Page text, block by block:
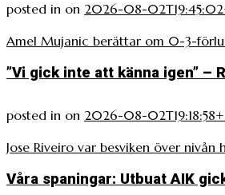
posted in on 2026-08-
Amel Mujanic berättar om 0-3-
”Vi gick inte att känna igen” –
posted in on 2026-08-
Jose Riveiro var besviken över
Våra spaningar: Utbuat AIK